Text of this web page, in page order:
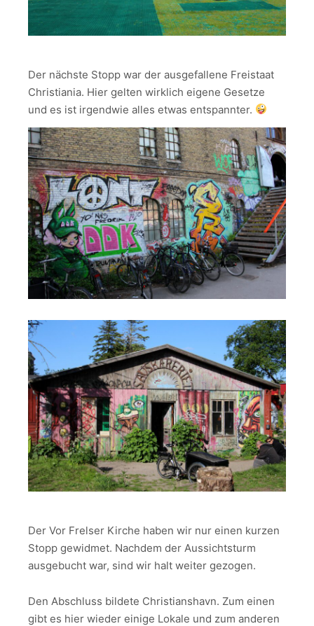
Der nächste Stopp war der ausgefallene Freistaat
Christiania. Hier gelten wirklich eigene Gesetze
und es ist irgendwie alles etwas entspannter.
Der Vor Frelser Kirche haben wir nur einen kurzen
Stopp gewidmet. Nachdem der Aussichtsturm
ausgebucht war, sind wir halt weiter gezogen.
Den Abschluss bildete Christianshavn. Zum einen
gibt es hier wieder einige Lokale und zum anderen